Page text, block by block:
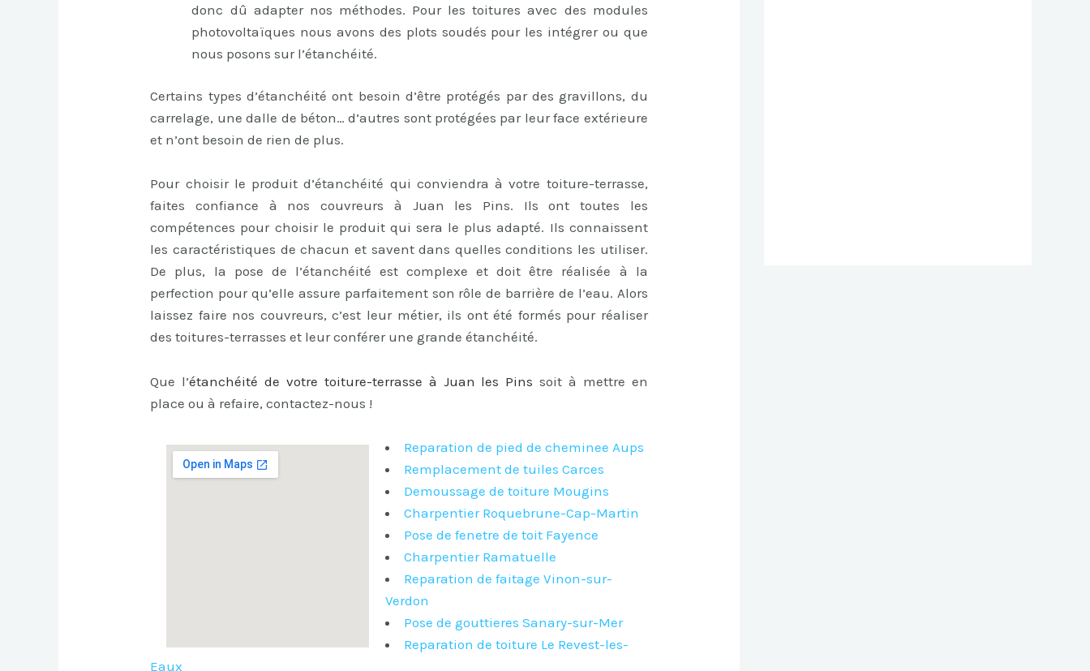
donc dû adapter nos méthodes. Pour les toitures avec des modules
photovoltaïques nous avons des plots soudés pour les intégrer ou que
nous posons sur l’étanchéité.
Certains types d’étanchéité ont besoin d’être protégés par des gravillons, du
carrelage, une dalle de béton… d’autres sont protégées par leur face extérieure
et n’ont besoin de rien de plus.
Pour choisir le produit d’étanchéité qui conviendra à votre toiture-terrasse,
faites confiance à nos couvreurs à Juan les Pins. Ils ont toutes les
compétences pour choisir le produit qui sera le plus adapté. Ils connaissent
les caractéristiques de chacun et savent dans quelles conditions les utiliser.
De plus, la pose de l’étanchéité est complexe et doit être réalisée à la
perfection pour qu’elle assure parfaitement son rôle de barrière de l’eau. Alors
laissez faire nos couvreurs, c’est leur métier, ils ont été formés pour réaliser
des toitures-terrasses et leur conférer une grande étanchéité.
Que l’étanchéité de votre toiture-terrasse à Juan les Pinssoit à mettre en
place ou à refaire, contactez-nous !
Reparation de pied de cheminee Aups
Remplacement de tuiles Carces
Demoussage de toiture Mougins
Charpentier Roquebrune-Cap-Martin
Pose de fenetre de toit Fayence
Charpentier Ramatuelle
Reparation de faitage Vinon-sur-
Verdon
Pose de gouttieres Sanary-sur-Mer
Reparation de toiture Le Revest-les-
Eaux